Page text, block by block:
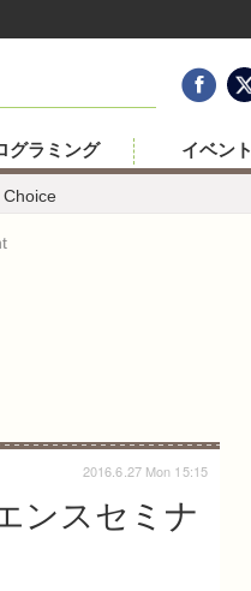
グラミング イベント
ンスセミナ
2016.6.27 Mon 15:15